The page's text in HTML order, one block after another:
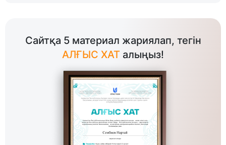
Сайтқа 5 материал жариялап, тегін
АЛҒЫС ХАТ алыңыз!